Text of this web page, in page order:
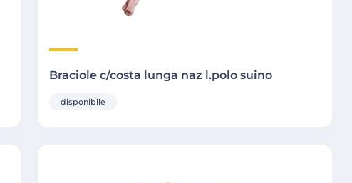
Braciole c/costa lunga naz l.polo suino
disponibile